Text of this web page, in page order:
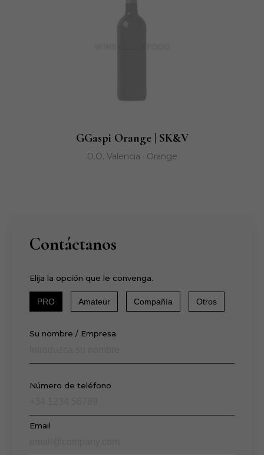
GGaspi Orange | SK&V
D.O. Valencia · Orange
Contáctanos
Elija la opción que le convenga.
PRO Amateur Compañía Otros
Su nombre / Empresa
Número de teléfono
Email